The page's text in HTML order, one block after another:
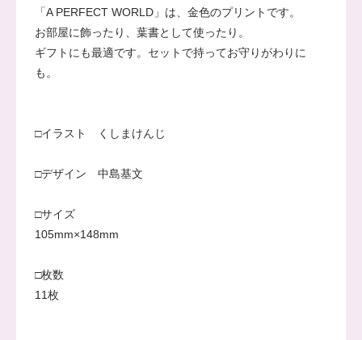
「A PERFECT WORLD」は、金色のプリントです。
お部屋に飾ったり、葉書として使ったり。
ギフトにも最適です。セットで持ってお守りがわりに
も。
□イラスト くしまけんじ
□デザイン 中島基文
□サイズ
105mm×148mm
□枚数
11枚